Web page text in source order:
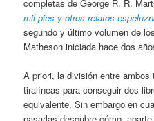
completas de George R. R.
mil pies y otros relatos
segundo y último volumen de
Matheson iniciada hace dos
A priori, la división entre
tiralíneas para conseguir dos
equivalente. Sin embargo en